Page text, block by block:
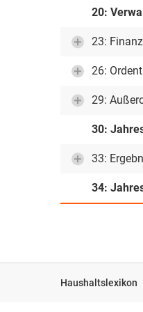
20:
23:
26:
29:
30:
33:
34:
Haushaltslexikon